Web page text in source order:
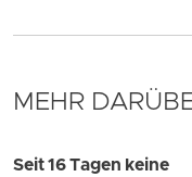
MEHR
Seit 16 Tagen keine